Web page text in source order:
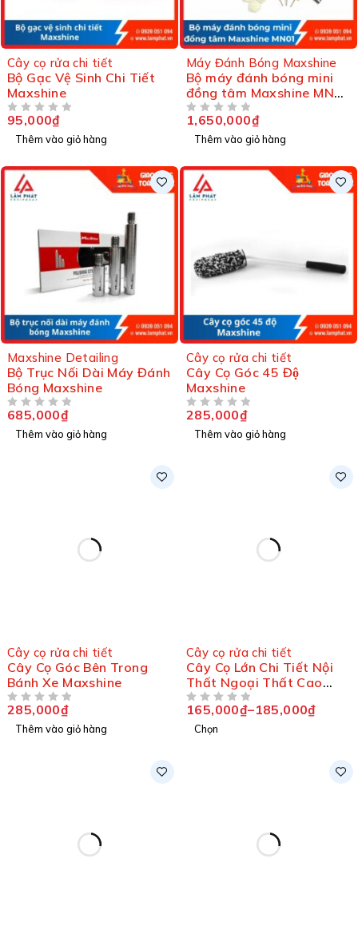
Cây cọ rửa chi tiết
Bộ Gạc Vệ Sinh Chi Tiết
Maxshine
95,000₫
Thêm vào giỏ hàng
Máy Đánh Bóng Maxshine
Bộ máy đánh bóng mini
đồng tâm Maxshine MN01
8 chi tiết
1,650,000₫
Thêm vào giỏ hàng
Maxshine Detailing
Bộ Trục Nối Dài Máy Đánh
Bóng Maxshine
685,000₫
Thêm vào giỏ hàng
Cây cọ rửa chi tiết
Cây Cọ Góc 45 Độ
Maxshine
285,000₫
Thêm vào giỏ hàng
Cây cọ rửa chi tiết
Cây Cọ Góc Bên Trong
Bánh Xe Maxshine
285,000₫
Thêm vào giỏ hàng
Cây cọ rửa chi tiết
Cây Cọ Lớn Chi Tiết Nội
Thất Ngoại Thất Cao
Cấp
165,000₫–185,000₫
Chọn